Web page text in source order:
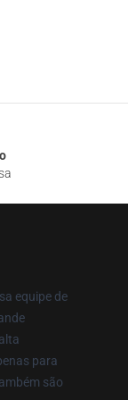
equipe de
para
são